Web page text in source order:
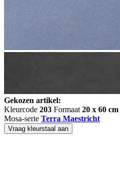
Gekozen artikel:
Kleurcode 203 Formaat 20 x 60 cm
Mosa-serie Terra Maestricht
Vraag kleurstaal aan